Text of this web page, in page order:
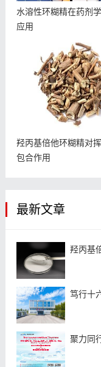
水溶性环糊精在药剂
应用
羟丙基倍他环糊精对
包合作用
最新文章
羟丙基
笃行十
聚力同